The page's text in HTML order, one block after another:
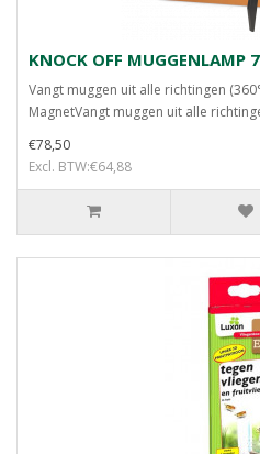
KNOCK OFF MUGGENLAMP
Vangt muggen uit alle richtingen
MagnetVangt muggen uit alle
€78,50
Excl. BTW:€64,88